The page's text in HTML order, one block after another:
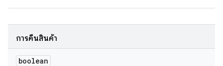
การคืนสินค้า
boolean